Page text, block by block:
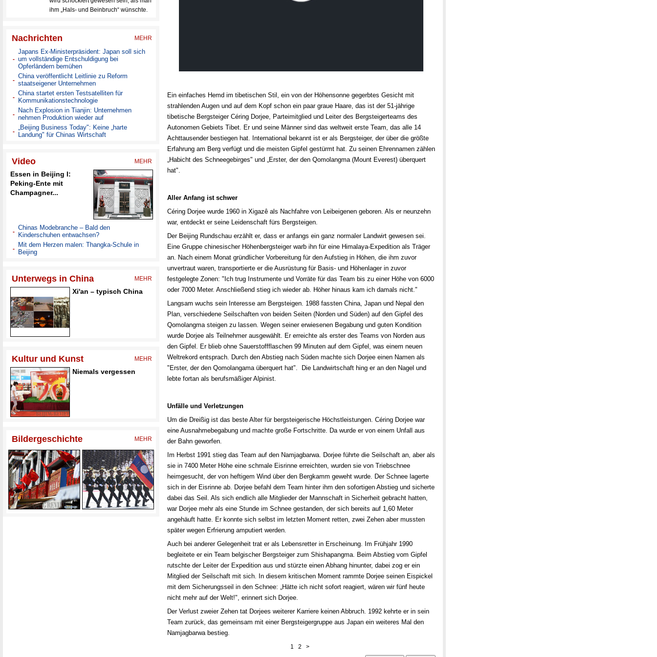
Ein einfaches Hemd im tibetischen Stil, ein von der Höhensonne gegerbtes Gesicht mit
strahlenden Augen und auf dem Kopf schon ein paar graue Haare, das ist der 51-jährige
tibetische Bergsteiger Céring Dorjee, Parteimitglied und Leiter des Bergsteigerteams des
Autonomen Gebiets Tibet. Er und seine Männer sind das weltweit erste Team, das alle 14
Achttausender bestiegen hat. International bekannt ist er als Bergsteiger, der über die größte
Erfahrung am Berg verfügt und die meisten Gipfel gestürmt hat. Zu seinen Ehrennamen zählen
„Habicht des Schneegebirges" und „Erster, der den Qomolangma (Mount Everest) überquert
hat".
Aller Anfang ist schwer
Céring Dorjee wurde 1960 in Xigazê als Nachfahre von Leibeigenen geboren. Als er neunzehn
war, entdeckt er seine Leidenschaft fürs Bergsteigen.
Der Beijing Rundschau erzählt er, dass er anfangs ein ganz normaler Landwirt gewesen sei.
Eine Gruppe chinesischer Höhenbergsteiger warb ihn für eine Himalaya-Expedition als Träger
an. Nach einem Monat gründlicher Vorbereitung für den Aufstieg in Höhen, die ihm zuvor
unvertraut waren, transportierte er die Ausrüstung für Basis- und Höhenlager in zuvor
festgelegte Zonen: "Ich trug Instrumente und Vorräte für das Team bis zu einer Höhe von 6000
oder 7000 Meter. Anschließend stieg ich wieder ab. Höher hinaus kam ich damals nicht."
Langsam wuchs sein Interesse am Bergsteigen. 1988 fassten China, Japan und Nepal den
Plan, verschiedene Seilschaften von beiden Seiten (Norden und Süden) auf den Gipfel des
Qomolangma steigen zu lassen. Wegen seiner erwiesenen Begabung und guten Kondition
wurde Dorjee als Teilnehmer ausgewählt. Er erreichte als erster des Teams von Norden aus
den Gipfel. Er blieb ohne Sauerstoffflaschen 99 Minuten auf dem Gipfel, was einem neuen
Weltrekord entsprach. Durch den Abstieg nach Süden machte sich Dorjee einen Namen als
"Erster, der den Qomolangama überquert hat".
Die Landwirtschaft hing er an den Nagel und
lebte fortan als berufsmäßiger Alpinist.
Unfälle und Verletzungen
Um die Dreißig ist das beste Alter für bergsteigerische Höchstleistungen. Céring Dorjee war
eine Ausnahmebegabung und machte große Fortschritte. Da wurde er von einem Unfall aus
der Bahn geworfen.
Im Herbst 1991 stieg das Team auf den Namjagbarwa. Dorjee führte die Seilschaft an, aber als
sie in 7400 Meter Höhe eine schmale Eisrinne erreichten, wurden sie von Triebschnee
heimgesucht, der von heftigem Wind über den Bergkamm geweht wurde. Der Schnee lagerte
sich in der Eisrinne ab. Dorjee befahl dem Team hinter ihm den sofortigen Abstieg und sicherte
dabei das Seil. Als sich endlich alle Mitglieder der Mannschaft in Sicherheit gebracht hatten,
war Dorjee mehr als eine Stunde im Schnee gestanden, der sich bereits auf 1,60 Meter
angehäuft hatte. Er konnte sich selbst im letzten Moment retten, zwei Zehen aber mussten
später wegen Erfrierung amputiert werden.
Auch bei anderer Gelegenheit trat er als Lebensretter in Erscheinung. Im Frühjahr 1990
begleitete er ein Team belgischer Bergsteiger zum Shishapangma. Beim Abstieg vom Gipfel
rutschte der Leiter der Expedition aus und stürzte einen Abhang hinunter, dabei zog er ein
Mitglied der Seilschaft mit sich. In diesem kritischen Moment rammte Dorjee seinen Eispickel
mit dem Sicherungsseil in den Schnee: „Hätte ich nicht sofort reagiert, wären wir fünf heute
nicht mehr auf der Welt!", erinnert sich Dorjee.
Der Verlust zweier Zehen tat Dorjees weiterer Karriere keinen Abbruch. 1992 kehrte er in sein
Team zurück, das gemeinsam mit einer Bergsteigergruppe aus Japan ein weiteres Mal den
Namjagbarwa bestieg.
1 2 >